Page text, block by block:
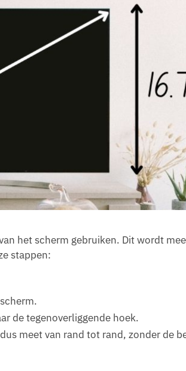
het scherm gebruiken. Dit wordt
stappen:
de tegenoverliggende hoek.
meet van rand tot rand, zonder de